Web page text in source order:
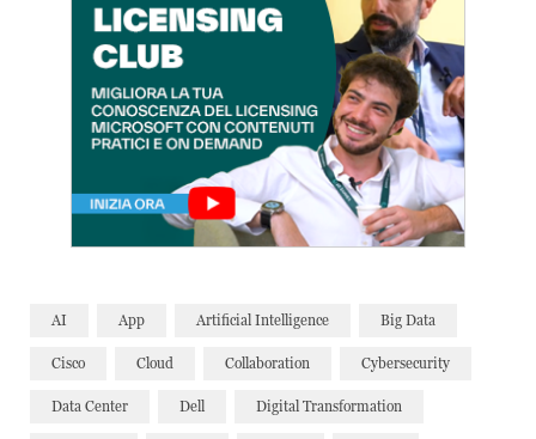
AI App Artificial Intelligence Big Data
Cisco Cloud Collaboration Cybersecurity
Data Center Dell Digital Transformation